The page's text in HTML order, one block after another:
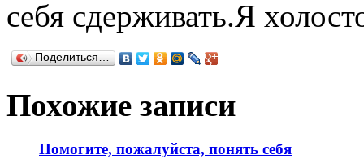
себя сдерживать.Я
Поделиться…
Похожие записи
Помогите, пожалуйста, понять себя